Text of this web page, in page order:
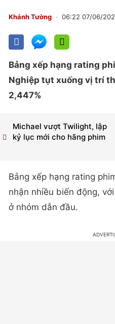
Khánh Tường 06:22 07/06/
Bảng xếp hạng rating
Nghiệp tụt xuống vị trí
2,447%
Michael vượt Twilight, lập
kỷ lục mới cho hãng phim
Bảng xếp hạng rating
nhận nhiều biến động,
ở nhóm dẫn đầu.